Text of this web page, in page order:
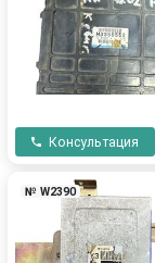
Консультация
№ W2390